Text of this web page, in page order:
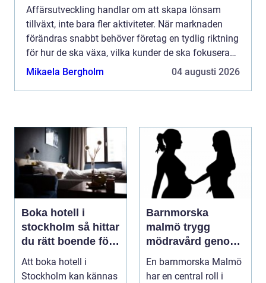
Affärsutveckling handlar om att skapa lönsam
tillväxt, inte bara fler aktiviteter. När marknaden
förändras snabbt behöver företag en tydlig riktning
för hur de ska växa, vilka kunder de ska fokusera
p...
Mikaela Bergholm 04 augusti 2026
Boka hotell i
stockholm så hittar
du rätt boende för
din vistelse
Att boka hotell i
Stockholm kan kännas
Barnmorska
malmö trygg
mödravård genom
hela livet
En barnmorska Malmö
har en central roll i